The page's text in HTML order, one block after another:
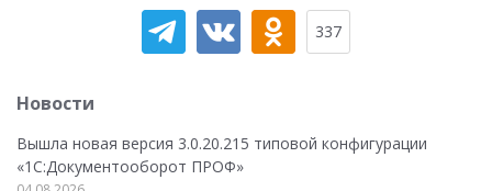
337
Новости
Вышла новая версия 3.0.20.215 типовой конфигурации
«1С:Документооборот ПРОФ»